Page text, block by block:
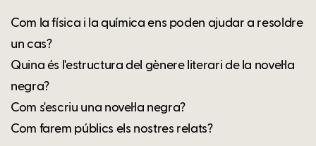
Com la física i la química ens poden ajudar a resoldre
un cas?
Quina és l'estructura del gènere literari de la novel·la
negra?
Com s'escriu una novel·la negra?
Com farem públics els nostres relats?